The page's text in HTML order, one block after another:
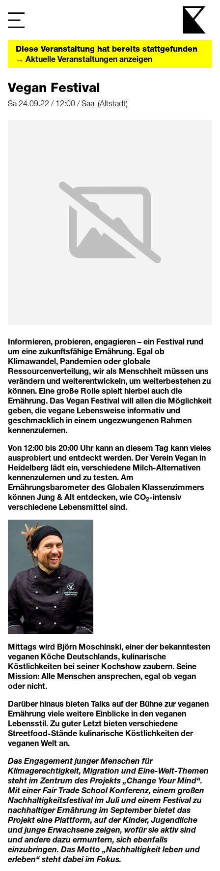
Diese Veranstaltung hat bereits stattgefunden
→ Aktuelle Veranstaltungen anzeigen
Vegan Festival
Sa 24.09.22 / 12:00 /Saal (Altstadt)
Informieren, probieren, engagieren – ein Festival rund
um eine zukunftsfähige Ernährung. Egal ob
Klimawandel, Pandemien oder globale
Ressourcenverteilung, wir als Menschheit müssen uns
verändern und weiterentwickeln, um weiterbestehen zu
können. Eine große Rolle spielt hierbei auch die
Ernährung. Das Vegan Festival will allen die Möglichkeit
geben, die vegane Lebensweise informativ und
geschmacklich in einem ungezwungenen Rahmen
kennenzulernen.
Von 12:00 bis 20:00 Uhr kann an diesem Tag kann vieles
ausprobiert und entdeckt werden. Der Verein Vegan in
Heidelberg lädt ein, verschiedene Milch-Alternativen
kennenzulernen und zu testen. Am
Ernährungsbarometer des Globalen Klassenzimmers
können Jung & Alt entdecken, wie CO2-intensiv
verschiedene Lebensmittel sind.
Mittags wird Björn Moschinski, einer der bekanntesten
veganen Köche Deutschlands, kulinarische
Köstlichkeiten bei seiner Kochshow zaubern. Seine
Mission: Alle Menschen ansprechen, egal ob vegan
oder nicht.
Darüber hinaus bieten Talks auf der Bühne zur veganen
Ernährung viele weitere Einblicke in den veganen
Lebensstil. Zu guter Letzt bieten verschiedene
Streetfood-Stände kulinarische Köstlichkeiten der
veganen Welt an.
Das Engagement junger Menschen für
Klimagerechtigkeit, Migration und Eine-Welt-Themen
steht im Zentrum des Projekts „Change Your Mind“.
Mit einer Fair Trade School Konferenz, einem großen
Nachhaltigkeitsfestival im Juli und einem Festival zu
nachhaltiger Ernährung im September bietet das
Projekt eine Plattform, auf der Kinder, Jugendliche
und junge Erwachsene zeigen, wofür sie aktiv sind
und andere dazu ermuntern, sich ebenfalls
einzubringen. Das Motto „Nachhaltigkeit leben und
erleben“ steht dabei im Fokus.